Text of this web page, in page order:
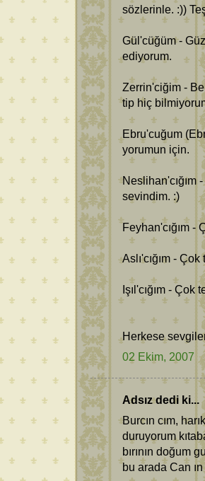
sözlerinle. :))
Gül'cüğüm -
ediyorum.
Zerrin'ciğim -
tip hiç
Ebru'cuğum
yorumun için.
Neslihan'cığım
sevindim. :)
Feyhan'cığım -
Aslı'cığım -
Işıl'cığım -
Herkese
02 Ekim, 2007
Adsız dedi ki...
Burcın cım,
duruyorum
bırının doğum
bu arada Can